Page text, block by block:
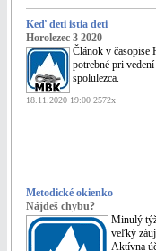
Keď deti istia deti
Horolezec 3 2020
Článok v časopise
potrebné pri
spolulezca.
18.11.2020 19:00 2572x
Metodické okienko
Nájdeš chybu?
Minulý
veľký
Aktívna